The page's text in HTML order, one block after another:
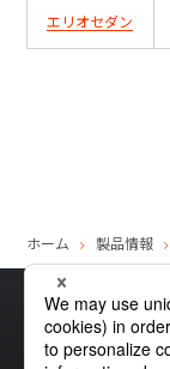
エリオセダン
ホーム 製品情報
サイトマ
クッキー